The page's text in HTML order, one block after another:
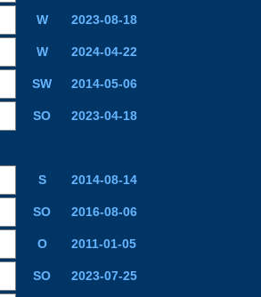
W 2023-08-18
W 2024-04-22
SW 2014-05-06
SO 2023-04-18
S 2014-08-14
SO 2016-08-06
O 2011-01-05
SO 2023-07-25